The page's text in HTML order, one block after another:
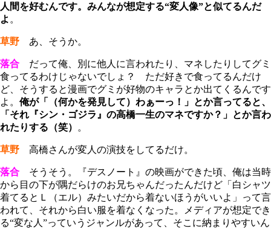
人間を好むんです。みんなが想定する“変人像”と似てるんだ
よ 。
草野 あ、そうか。
落合 だって俺、別に他人に言われたり、マネしたりしてグミ
食ってるわけじゃないでしょ？ ただ好きで食ってるんだけ
ど、そうすると漫画でグミが好物のキャラとか出てくるんです
よ。 俺が「（何かを発見して）わぁーっ！」とか言ってると、
「それ『シン・ゴジラ』の高橋一生のマネですか？」とか言わ
れたりする（笑）
。
草野 高橋さんが変人の演技をしてるだけ。
落合 そうそう。『デスノート』の映画ができた頃、俺は当時
から目の下が隅だらけのお兄ちゃんだったんだけど「白シャツ
着てるとＬ（エル）みたいだから着ないほうがいいよ」って言
われて、それから白い服を着なくなった。メディアが想定でき
る“変な人”っていうジャンルがあって、そこに納まりやすいん